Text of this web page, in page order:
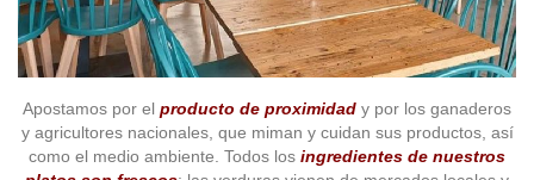
Apostamos por el producto de proximidad y por los ganaderos
y agricultores nacionales, que miman y cuidan sus productos, así
como el medio ambiente. Todos los ingredientes de nuestros